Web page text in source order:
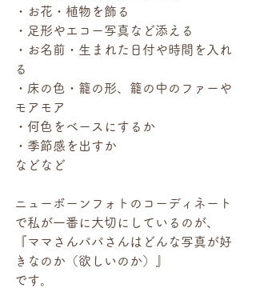
・お花・植物を飾る
・足形やエコー写真など添える
・お名前・生まれた日付や時間を入れ
る
・床の色・籠の形、籠の中のファーや
モアモア
・何色をベースにするか
・季節感を出すか
などなど
ニューボーンフォトのコーディネート
で私が一番に大切にしているのが、
『ママさんパパさんはどんな写真が好
きなのか（欲しいのか）』
です。